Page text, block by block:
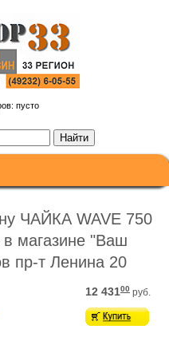
пусто
ЧАЙКА WAVE 750
в магазине "Ваш
пр-т Ленина 20
12 43100 руб.